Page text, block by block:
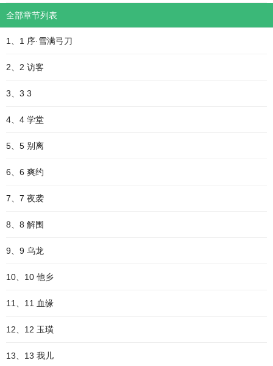
全部章节列表
1、1 序·雪满弓刀
2、2 访客
3、3 3
4、4 学堂
5、5 别离
6、6 爽约
7、7 夜袭
8、8 解围
9、9 乌龙
10、10 他乡
11、11 血缘
12、12 玉璜
13、13 我儿